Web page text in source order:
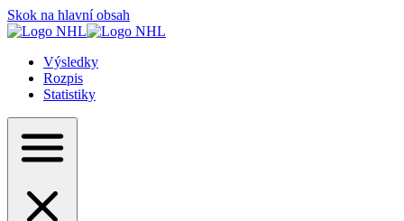
Skok na hlavní obsah
Výsledky
Rozpis
Statistiky